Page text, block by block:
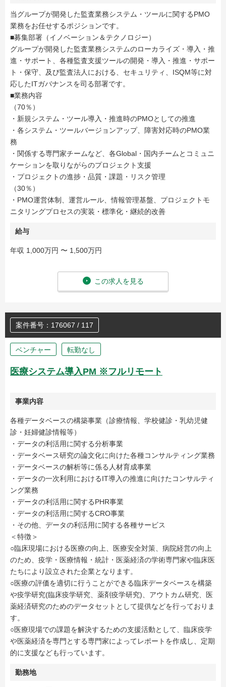
当グループが開発した監査業務システム・ツールに関するPMO
業務をお任せするポジションです。
■募集部署（イノベーション＆テクノロジー）
グループが開発した監査業務システムのローカライズ・導入・推
進・サポート、各種監査支援ツールの開発・導入・推進・サポー
ト・保守、及び監査法人における、セキュリティ、ISQM等に対
応したITガバナンスを司る部署です。
■業務内容
（70％）
・新規システム・ツール導入・推進時のPMOとしての推進
・各システム・ツールバージョンアップ、障害対応時のPMO業
務
・関係する専門家チームなど、各Global・国内チームとコミュニ
ケーションを取りながらのプロジェクト支援
・プロジェクトの進捗・品質・課題・リスク管理
（30％）
・PMO運営体制、運営ルール、情報管理基盤、プロジェクトモ
ニタリングプロセスの実装・標準化・継続的改善
給与
年収 1,000万円 〜 1,500万円
この求人を見る
案件番号：176067 / 117
ベンチャー 転勤なし
医療システム導入PM ※フルリモート
事業内容
各種データベースの構築事業（診療情報、学校健診・乳幼児健
診・妊婦健診情報等）
・データの利活用に関する分析事業
・データベース研究の論文化に向けた各種コンサルティング業務
・データベースの解析等に係る人材育成事業
・データの一次利用におけるIT導入の推進に向けたコンサルティ
ング業務
・データの利活用に関するPHR事業
・データの利活用に関するCRO事業
・その他、データの利活用に関する各種サービス
＜特徴＞
○臨床現場における医療の向上、医療安全対策、病院経営の向上
のため、疫学・医療情報・統計・医薬経済の学術専門家や臨床医
たちにより設立された企業となります。
○医療の評価を適切に行うことができる臨床データベースを構築
や疫学研究(臨床疫学研究、薬剤疫学研究)、アウトカム研究、医
薬経済研究のためのデータセットとして提供などを行っておりま
す。
○医療現場での課題を解決するための支援活動として、臨床疫学
や医薬経済を専門とする専門家によってレポートを作成し、定期
的に支援なども行っています。
勤務地